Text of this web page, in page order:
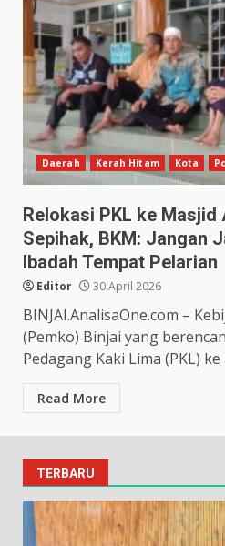
Daerah Kerah Hitam Kota
Relokasi PKL ke Masjid
Sepihak, BKM: Jangan
Ibadah Tempat Pelarian
Editor 30 April 2026
BINJAI.AnalisaOne.com –
(Pemko) Binjai yang
Pedagang Kaki Lima (PKL)
Read More
TERBARU